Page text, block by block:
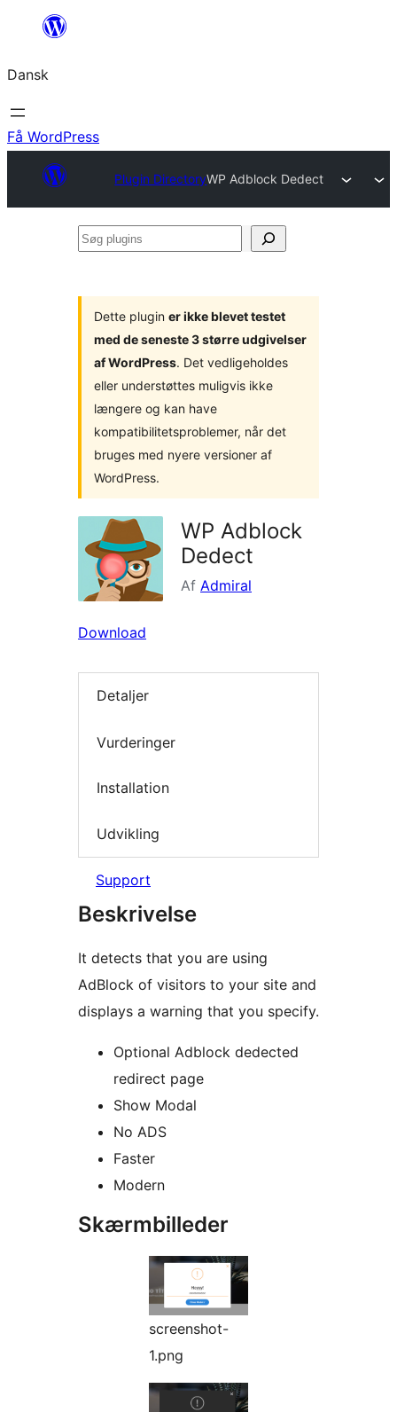
Spring
indhold
Dansk
Få WordPress
Plugin DirectoryWP Adblock Dedect
Søg
Dette plugin er ikke blevet testet
med de seneste 3 større udgivelser
af WordPress. Det vedligeholdes
eller understøttes muligvis ikke
længere og kan have
kompatibilitetsproblemer, når det
bruges med nyere versioner af
WordPress.
WP Adblock
Dedect
Af Admiral
Download
Detaljer
Vurderinger
Installation
Udvikling
Support
Beskrivelse
It detects that you are using
AdBlock of visitors to your site and
displays a warning that you specify.
Optional Adblock dedected
redirect page
Show Modal
No ADS
Faster
Modern
Skærmbilleder
screenshot-
1.png